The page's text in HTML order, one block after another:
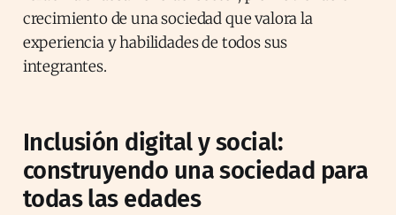
crecimiento de una sociedad que valora la
experiencia y habilidades de todos sus
integrantes.
Inclusión digital y social:
construyendo una sociedad para
todas las edades